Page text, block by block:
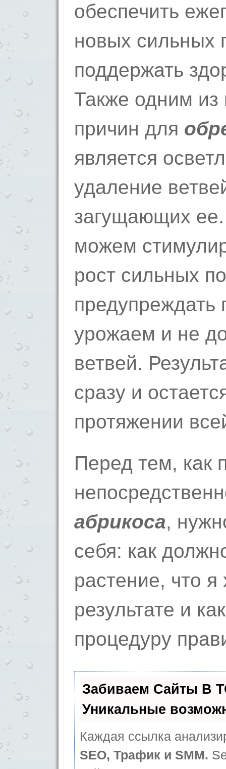
обеспечить
новых сильных
поддержать
Также одним
причин для
является
удаление
загущающих
можем
рост сильных
предупреждать
урожаем и не
ветвей.
сразу и
протяжении
Перед тем, как
абрикоса,
себя: как
растение, что я
результате и
процедуру
Забиваем Сайты В
Уникальные
Каждая ссылка
SEO, Трафик и SMM.